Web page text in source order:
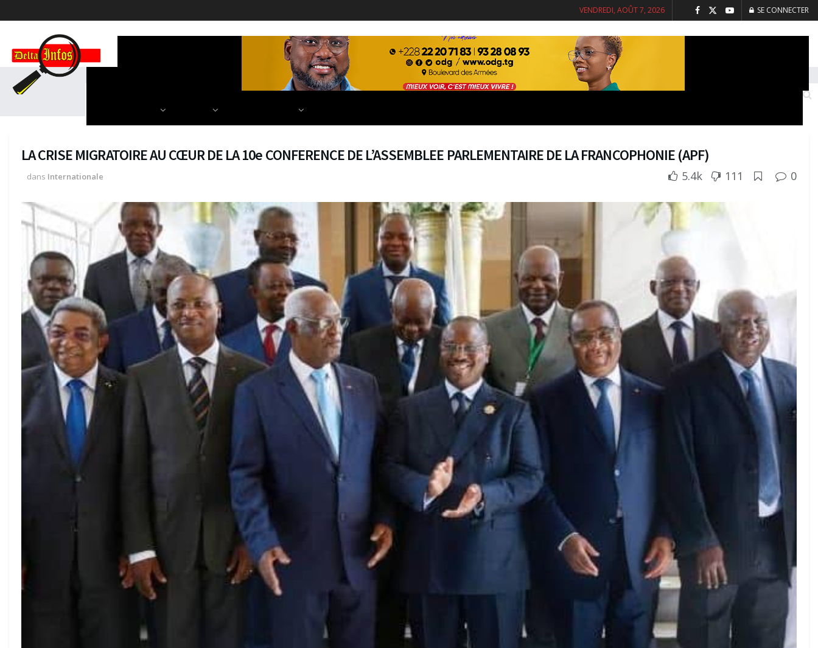
VENDREDI, AOÛT 7, 2026 SE CONNECTER
ECONOMIE FINANCE DÉVELOPPEMENT EDUCATION INTERVIEWS SANTE
LA CRISE MIGRATOIRE AU CŒUR DE LA 10e CONFERENCE DE L’ASSEMBLEE PARLEMENTAIRE DE LA FRANCOPHONIE (APF)
dans Internationale 5.4k 111 0